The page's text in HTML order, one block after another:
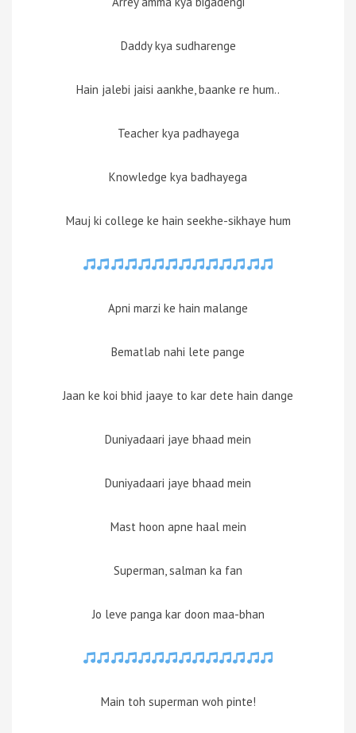
Daddy kya sudharenge
Hain jalebi jaisi aankhe, baanke re hum..
Teacher kya padhayega
Knowledge kya badhayega
Mauj ki college ke hain seekhe-sikhaye hum
Apni marzi ke hain malange
Bematlab nahi lete pange
Jaan ke koi bhid jaaye to kar dete hain dange
Duniyadaari jaye bhaad mein
Duniyadaari jaye bhaad mein
Mast hoon apne haal mein
Superman, salman ka fan
Jo leve panga kar doon maa-bhan
Main toh superman woh pinte!